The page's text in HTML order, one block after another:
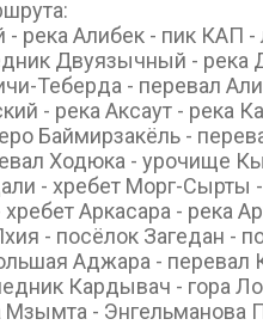
река Алибек - пик КАП
Двуязычный - река
Теберда - перевал
- река Аксаут -
Баймирзакёль -
Ходюка - урочище
- хребет Морг-Сырты
Аркасара - река
- посёлок Загедан -
Аджара - перевал
Кардывач - гора
- Энгельманова